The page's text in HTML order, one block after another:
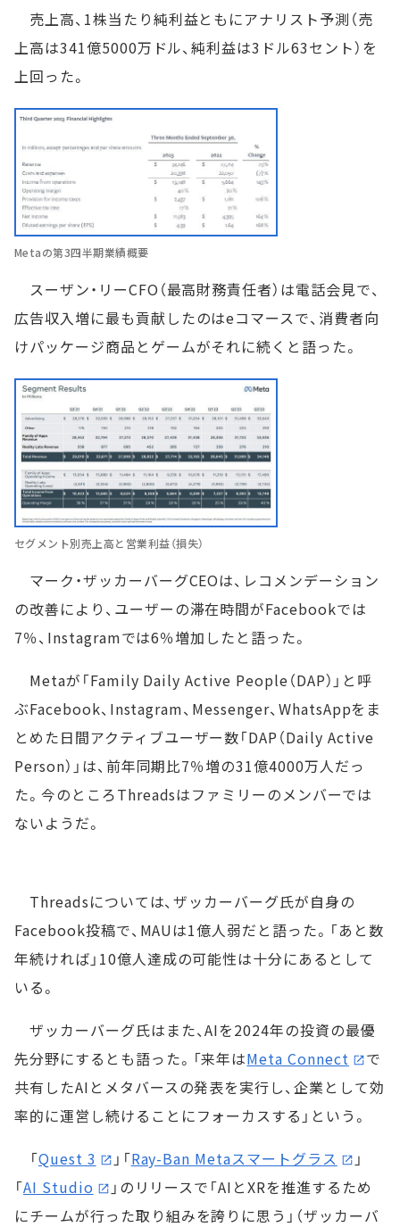
売上高、1株当たり純利益ともにアナリスト予測（売
上高は341億5000万ドル、純利益は3ドル63セント）を
上回った。
Metaの第3四半期業績概要
スーザン・リーCFO（最高財務責任者）は電話会見で、
広告収入増に最も貢献したのはeコマースで、消費者向
けパッケージ商品とゲームがそれに続くと語った。
セグメント別売上高と営業利益（損失）
マーク・ザッカーバーグCEOは、レコメンデーション
の改善により、ユーザーの滞在時間がFacebookでは
7％、Instagramでは6％増加したと語った。
Metaが「Family Daily Active People（DAP）」と呼
ぶFacebook、Instagram、Messenger、WhatsAppをま
とめた日間アクティブユーザー数「DAP（Daily Active
Person）」は、前年同期比7％増の31億4000万人だっ
た。今のところThreadsはファミリーのメンバーでは
ないようだ。
Threadsについては、ザッカーバーグ氏が自身の
Facebook投稿で、MAUは1億人弱だと語った。「あと数
年続ければ」10億人達成の可能性は十分にあるとして
いる。
ザッカーバーグ氏はまた、AIを2024年の投資の最優
先分野にするとも語った。「来年はMeta Connect
で
共有したAIとメタバースの発表を実行し、企業として効
率的に運営し続けることにフォーカスする」という。
「Quest 3 」「Ray-Ban Metaスマートグラス
」
「AI Studio
」のリリースで「AIとXRを推進するため
にチームが行った取り組みを誇りに思う」（ザッカーバ